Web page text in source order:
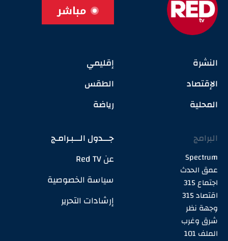
مباشر
النشرة
الإقتصاد
المحلية
إقليمي
الطقس
رياضة
البرامج
Spectrum
عمق الحدث
اجتماع 315
اقتصاد 315
وجهة نظر
شرق وغرب
الملف 101
جـــدول الـــبـرامـج
عن Red TV
سياسة الخصوصية
إرشادات التحرير